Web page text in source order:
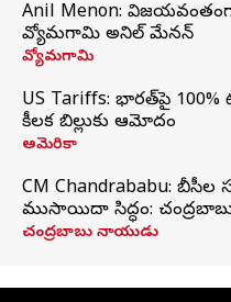
Anil Menon:
వ్యోమగామి అనిల్‌ మేనన్
వ్యోమగామి
US Tariffs: భారత్‌పై
కీలక బిల్లుకు ఆమోదం
అమెరికా
CM Chandrababu: బీసీల
ముసాయిదా సిద్ధం:
చంద్రబాబు నాయుడు